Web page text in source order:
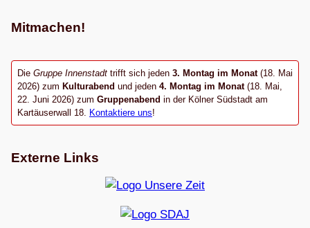
Mitmachen!
Die Gruppe Innenstadt trifft sich jeden 3. Montag im Monat (18. Mai
2026) zum Kulturabend und jeden 4. Montag im Monat(18. Mai,
22. Juni 2026) zum Gruppenabend in der Kölner Südstadt am
Kartäuserwall 18. Kontaktiere uns!
Externe Links